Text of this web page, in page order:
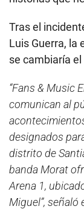
Tras el
Luis Guerra, la
se cambiaría
“Fans & Music
comunican al
designados
distrito de
banda Morat
Arena 1,
Miguel”,